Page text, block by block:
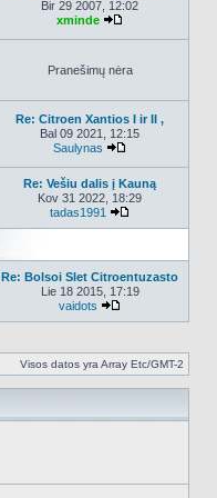
Bir 29 2007, 12:02
xminde
Pranešimų nėra
Re: Citroen Xantios I ir II ,
Bal 09 2021, 12:15
Saulynas
Re: Vešiu dalis į Kauną
Kov 31 2022, 18:29
tadas1991
Re: Bolsoi Slet Citroentuzasto
Lie 18 2015, 17:19
vaidots
Visos datos yra Array Etc/GMT-2